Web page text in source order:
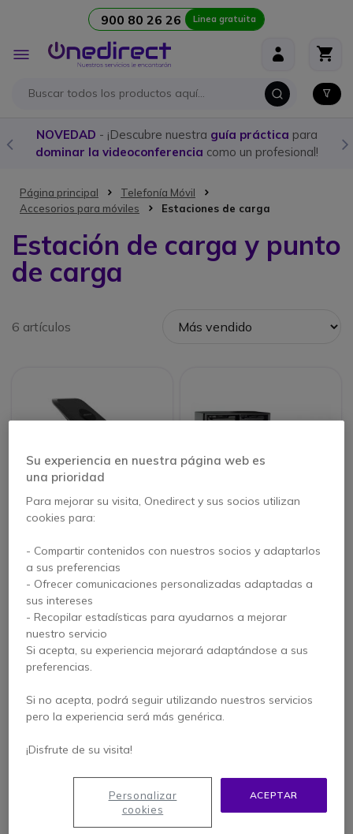
900 80 26 26 Linea gratuita
Toggle
Nav
NOVEDAD - ¡Descubre nuestra guía práctica para
dominar la videoconferencia como un profesional!
Página principal
Telefonía Móvil
Accesorios para móviles
Estaciones de carga
Estación de carga y punto
de carga
6 artículos
Ver productos similares
de carga con 12
Ver productos similares
Crosscall X-Power
Base de carga
Su experiencia en nuestra página web es
una prioridad
Para mejorar su visita, Onedirect y sus socios utilizan
cookies para:
- Compartir contenidos con nuestros socios y adaptarlos
a sus preferencias
- Ofrecer comunicaciones personalizadas adaptadas a
sus intereses
- Recopilar estadísticas para ayudarnos a mejorar
nuestro servicio
Si acepta, su experiencia mejorará adaptándose a sus
preferencias.
Si no acepta, podrá seguir utilizando nuestros servicios
pero la experiencia será más genérica.
¡Disfrute de su visita!
ACEPTAR
Personalizar
cookies